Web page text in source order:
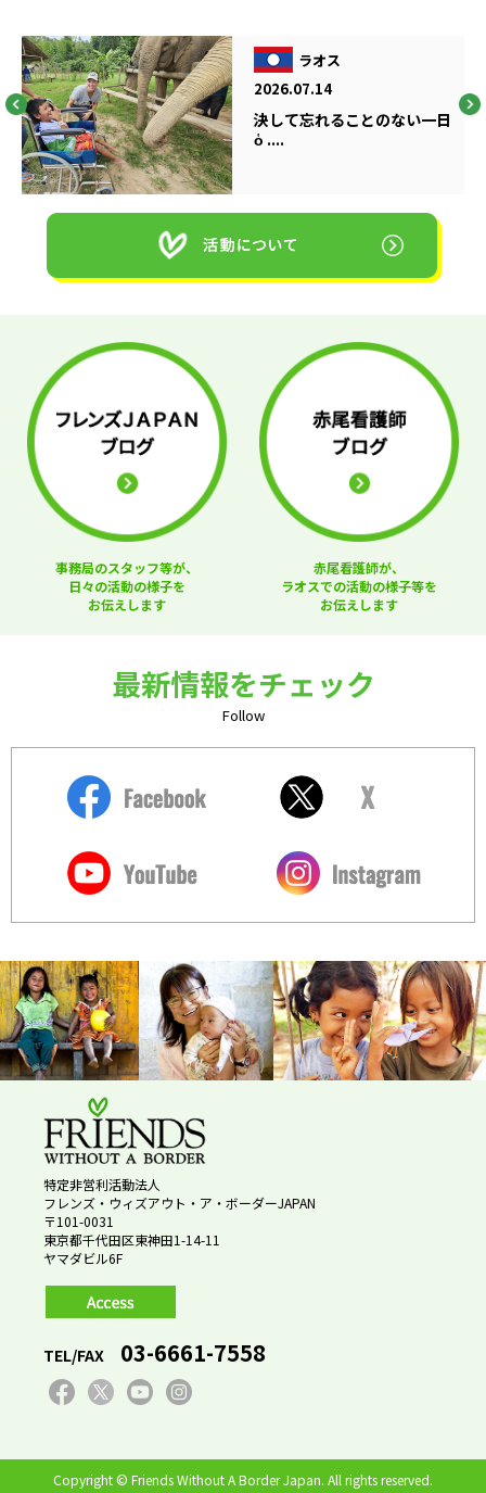
ラオス
2026.07.14
決して忘れることのない一日
ὁ ....
事務局のスタッフ等が、
日々の活動の様子を
お伝えします
赤尾看護師が、
ラオスでの活動の様子等を
お伝えします
最新情報をチェック
Follow
特定非営利活動法人
フレンズ・ウィズアウト・ア・ボーダーJAPAN
〒101-0031
東京都千代田区東神田1-14-11
ヤマダビル6F
TEL/FAX 03-6661-7558
Copyright © Friends Without A Border Japan. All rights reserved.